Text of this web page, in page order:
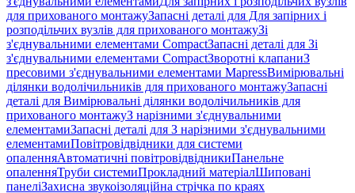
для прихованого монтажуЗапасні деталі для Для запірних і
розподільчих вузлів для прихованого монтажуЗі
з'єднувальними елементами CompactЗапасні деталі для Зі
з'єднувальними елементами CompactЗворотні клапаниЗ
пресовими з'єднувальними елементами MapressВимірювальні
ділянки водолічильників для прихованого монтажуЗапасні
деталі для Вимірювальні ділянки водолічильників для
прихованого монтажуЗ нарізними з'єднувальними
елементамиЗапасні деталі для З нарізними з'єднувальними
елементамиПовітровідвідники для системи
опаленняАвтоматичні повітровідвідникиПанельне
опаленняТруби системиПрокладний матеріалШиповані
панеліЗахисна звукоізоляційна стрічка по краях